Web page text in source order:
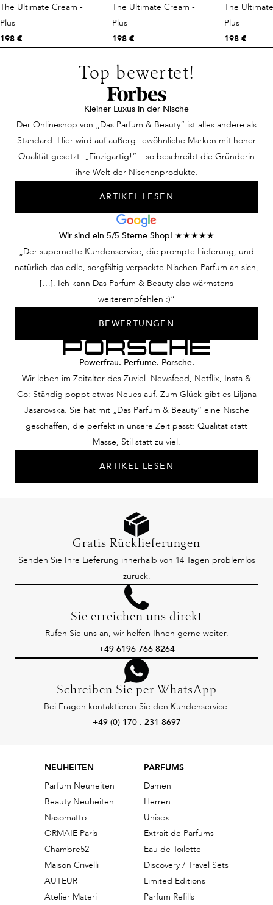
The Ultimate Cream -
Plus
198 €
The Ultimate Cream -
Plus
198 €
The
Plus
198 €
Top bewertet!
Kleiner Luxus in der Nische
Der Onlineshop von „Das Parfum & Beauty“ ist alles andere als
Standard. Hier wird auf außerg--ewöhnliche Marken mit hoher
Qualität gesetzt. „Einzigartig!“ – so beschreibt die Gründerin
ihre Welt der Nischenprodukte.
ARTIKEL LESEN
Wir sind ein 5/5 Sterne Shop! ★★★★★
„Der supernette Kundenservice, die prompte Lieferung, und
natürlich das edle, sorgfältig verpackte Nischen-Parfum an sich,
[…]. Ich kann Das Parfum & Beauty also wärmstens
weiterempfehlen :)“
BEWERTUNGEN
Powerfrau. Perfume. Porsche.
Wir leben im Zeitalter des Zuviel. Newsfeed, Netflix, Insta &
Co: Ständig poppt etwas Neues auf. Zum Glück gibt es Liljana
Jasarovska. Sie hat mit „Das Parfum & Beauty“ eine Nische
geschaffen, die perfekt in unsere Zeit passt: Qualität statt
Masse, Stil statt zu viel.
ARTIKEL LESEN
Gratis Rücklieferungen
Senden Sie Ihre Lieferung innerhalb von 14 Tagen problemlos
zurück.
Sie erreichen uns direkt
Rufen Sie uns an, wir helfen Ihnen gerne weiter.
+49 6196 766 8264
Schreiben Sie per WhatsApp
Bei Fragen kontaktieren Sie den Kundenservice.
+49 (0) 170 . 231 8697
NEUHEITEN
Parfum Neuheiten
Beauty Neuheiten
Nasomatto
ORMAIE Paris
Chambre52
Maison Crivelli
AUTEUR
Atelier Materi
PARFUMS
Damen
Herren
Unisex
Extrait de Parfums
Eau de Toilette
Discovery / Travel Sets
Limited Editions
Parfum Refills